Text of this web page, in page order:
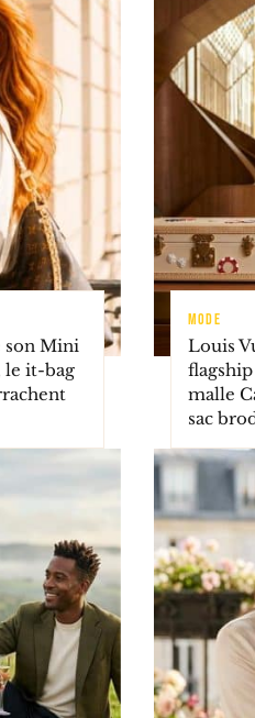
son Mini
le it-bag
MODE
Louis
flagship
malle
sac